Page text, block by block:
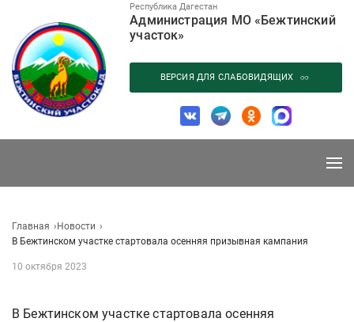
содержанию
Республика Дагестан
Администрация МО «Бежтинский
участок»
ВЕРСИЯ ДЛЯ СЛАБОВИДЯЩИХ
Главная
Новости
В Бежтинском участке стартовала осенняя призывная кампания
10 октября 2023
В Бежтинском участке стартовала осенняя